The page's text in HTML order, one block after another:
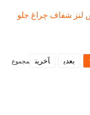
لنز شفاف چراغ جلو
بعدی آخرین مجموع